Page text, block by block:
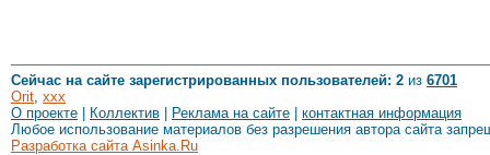
Сейчас на сайте зарегистрированных пользователей: 2 из 6701
Orit, xxx
О проекте
Коллектив Реклама на сайте
контактная информация
Любое использование материалов без разрешения автора сайта
Разработка сайта Asinka.Ru